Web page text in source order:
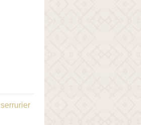
serrurier